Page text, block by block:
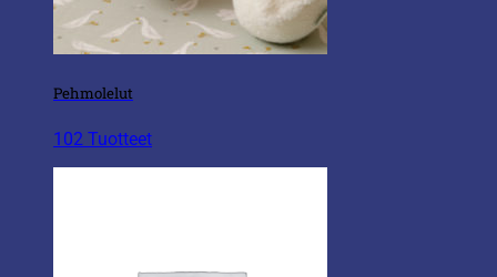
Pehmolelut
102 Tuotteet